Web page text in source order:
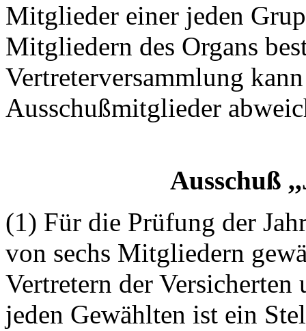
Mitglieder einer jeden
Mitgliedern des Organs
Vertreterversammlung
Ausschußmitglieder
Ausschuß
(1) Für die Prüfung der
von sechs Mitgliedern
Vertretern der
jeden Gewählten ist ein